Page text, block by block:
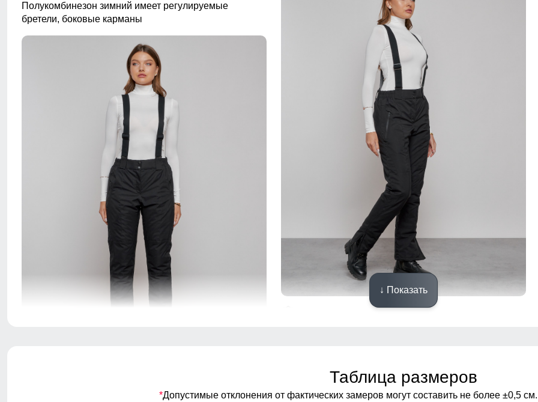
Полукомбинезон зимний имеет регулируемые
бретели, боковые карманы
подкладки TW - сетка Air Mesh
↓ Показать
Таблица размеров
*Допустимые отклонения от фактических замеров могут составить не более ±0,5